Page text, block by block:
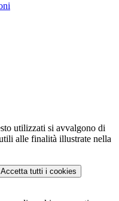
utilizzati si avvalgono di
alle finalità illustrate nella
Accetta tutti i cookies